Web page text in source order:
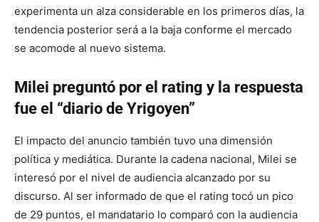
experimenta un alza considerable en los primeros días, la
tendencia posterior será a la baja conforme el mercado
se acomode al nuevo sistema.
Milei preguntó por el rating y la respuesta
fue el “diario de Yrigoyen”
El impacto del anuncio también tuvo una dimensión
política y mediática. Durante la cadena nacional, Milei se
interesó por el nivel de audiencia alcanzado por su
discurso. Al ser informado de que el rating tocó un pico
de 29 puntos, el mandatario lo comparó con la audiencia